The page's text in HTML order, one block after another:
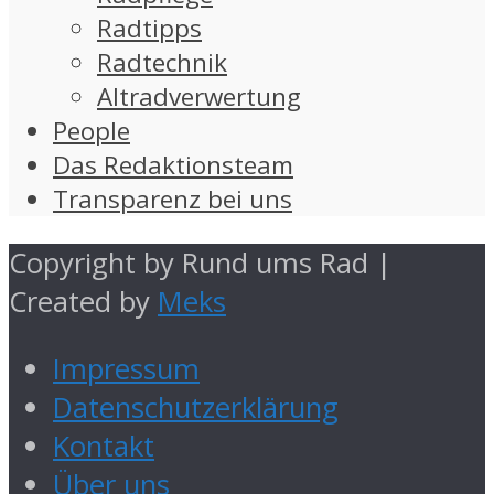
Radtipps
Radtechnik
Altradverwertung
People
Das Redaktionsteam
Transparenz bei uns
Copyright by Rund ums Rad |
Created by Meks
Impressum
Datenschutzerklärung
Kontakt
Über uns